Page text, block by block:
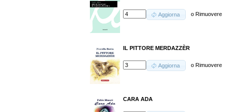
Aggiorna oRimuovere
IL PITTORE MERDAZZÈR
Aggiorna oRimuovere
CARA ADA